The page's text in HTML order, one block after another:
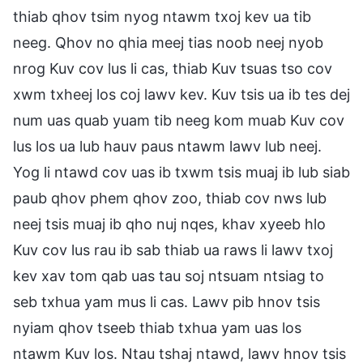
thiab qhov tsim nyog ntawm txoj kev ua tib
neeg. Qhov no qhia meej tias noob neej nyob
nrog Kuv cov lus li cas, thiab Kuv tsuas tso cov
xwm txheej los coj lawv kev. Kuv tsis ua ib tes dej
num uas quab yuam tib neeg kom muab Kuv cov
lus los ua lub hauv paus ntawm lawv lub neej.
Yog li ntawd cov uas ib txwm tsis muaj ib lub siab
paub qhov phem qhov zoo, thiab cov nws lub
neej tsis muaj ib qho nuj nqes, khav xyeeb hlo
Kuv cov lus rau ib sab thiab ua raws li lawv txoj
kev xav tom qab uas tau soj ntsuam ntsiag to
seb txhua yam mus li cas. Lawv pib hnov tsis
nyiam qhov tseeb thiab txhua yam uas los
ntawm Kuv los. Ntau tshaj ntawd, lawv hnov tsis